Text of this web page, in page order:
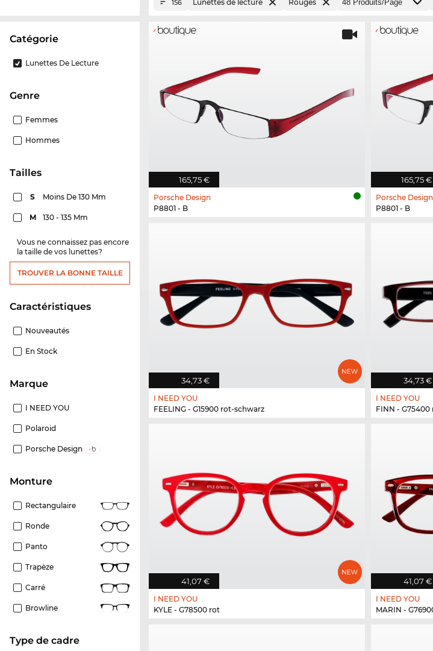
Catégorie
Lunettes De Lecture
Genre
Femmes
Hommes
Tailles
S Moins De 130 Mm
M 130 - 135 Mm
Vous ne connaissez pas encore
la taille de vos lunettes?
TROUVER LA BONNE TAILLE
Caractéristiques
Nouveautés
En Stock
Marque
I NEED YOU
Polaroid
Porsche Design
Monture
Rectangulaire
Ronde
Panto
Trapèze
Carré
Browline
Type de cadre
156 Lunettes de lecture Rouges
165,75 €
Porsche Design
P8801 - B
165,75 €
Porsche Design
P8801 - B
34,73 €
I NEED YOU
FEELING - G15900 rot-schwarz
34,73 €
I NEED YOU
FINN -
41,07 €
I NEED YOU
KYLE - G78500 rot
41,07 €
I NEED YOU
MARIN -